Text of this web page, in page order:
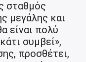
σταθμός
μεγάλης και
είναι πολύ
συμβεί»,
προσθέτει,